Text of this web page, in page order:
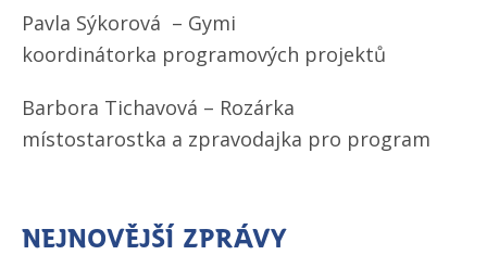
Pavla Sýkorová – Gymi
koordinátorka programových projektů
Barbora Tichavová – Rozárka
místostarostka a zpravodajka pro program
Nejnovější zprávy